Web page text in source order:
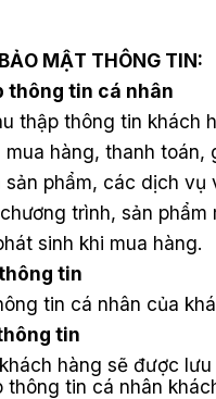
MẬT THÔNG TIN:
thông tin cá nhân
thập thông tin khách
hàng, thanh toán,
phẩm, các dịch
trình, sản phẩm
sinh khi mua hàng.
tin
tin cá nhân của
tin
hàng sẽ được
thông tin cá nhân